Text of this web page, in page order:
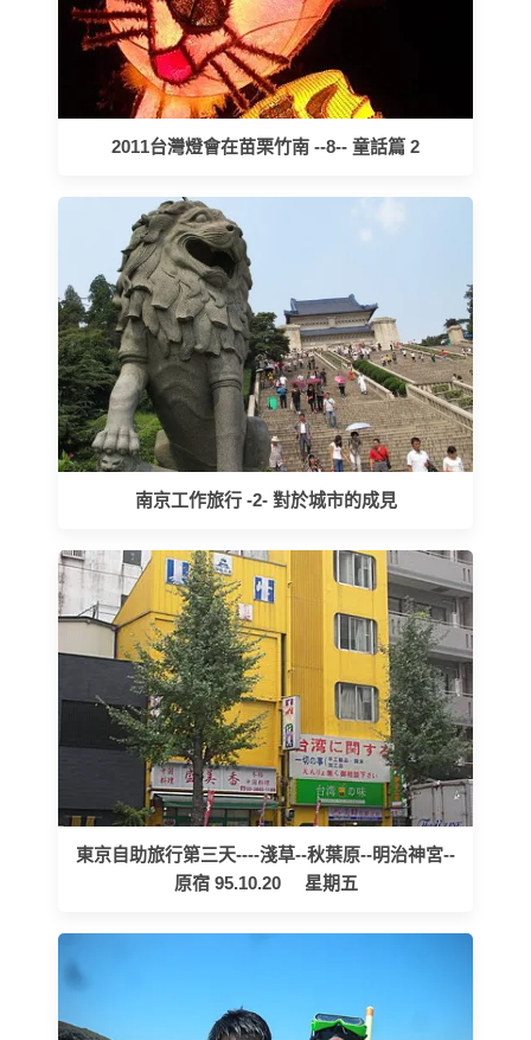
2011台灣燈會在苗栗竹南 --8-- 童話篇 2
南京工作旅行 -2- 對於城市的成見
東京自助旅行第三天----淺草--秋葉原--明治神宮--
原宿 95.10.20 星期五